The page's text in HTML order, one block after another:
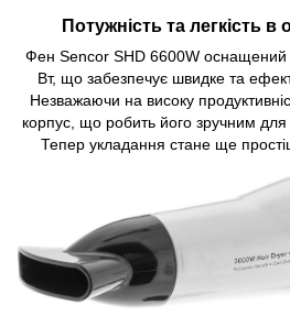
Потужність та легкість
Фен Sencor SHD 6600W
Вт, що забезпечує швидке та
Незважаючи на високу
корпус, що робить його зручним для
Тепер укладання стане ще